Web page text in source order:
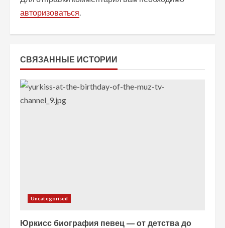
т
ь
ч
т
е
авторизоваться.
СВЯЗАННЫЕ ИСТОРИИ
Uncategorised
Юркисс биография певец — от детства до